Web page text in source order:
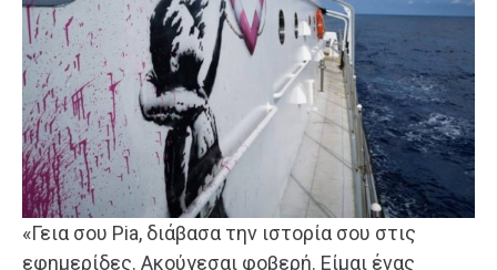
«Γεια σου Pia, διάβασα την ιστορία σου στις
εφημερίδες. Ακούγεσαι φοβερή. Είμαι ένας